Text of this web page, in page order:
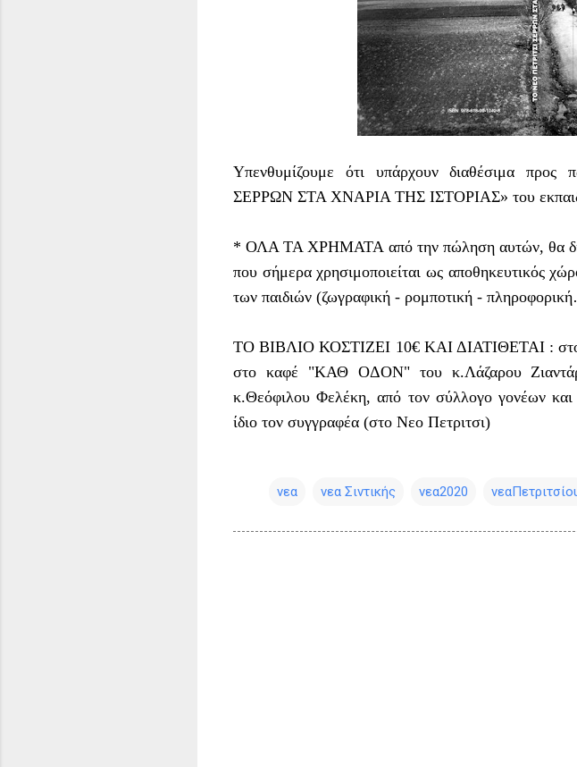
Υπενθυμίζουμε ότι υπάρχουν διαθέσιμα
ΣΕΡΡΩΝ ΣΤΑ ΧΝΑΡΙΑ ΤΗΣ ΙΣΤΟΡΙΑΣ» του
* ΟΛΑ ΤΑ ΧΡΗΜΑΤΑ από την πώληση αυτών, θα
που σήμερα χρησιμοποιείται ως αποθηκευτικός
των παιδιών (ζωγραφική - ρομποτική -
ΤΟ ΒΙΒΛΙΟ ΚΟΣΤΙΖΕΙ 10€ ΚΑΙ ΔΙΑΤΙΘΕΤΑΙ : στο
στο καφέ "ΚΑΘ ΟΔΟΝ" του κ.Λάζαρου
κ.Θεόφιλου Φελέκη, από τον σύλλογο γονέων
ίδιο τον συγγραφέα (στο Νεο Πετριτσι)
νεα νεα Σιντικής νεα2020